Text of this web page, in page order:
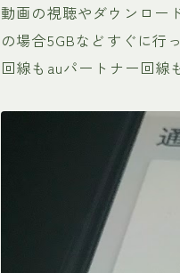
動画の視聴やダウンロー
の場合5GBなどすぐに行
回線もauパートナー回線